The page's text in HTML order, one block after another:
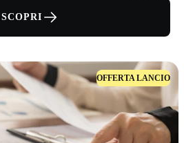
SCOPRI
OFFERTA LANCIO